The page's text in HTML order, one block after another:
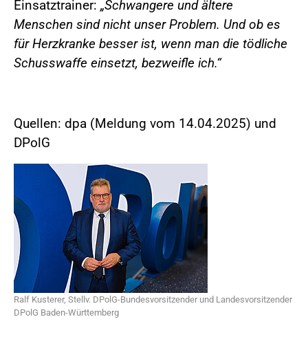
Einsatztrainer: „Schwangere und ältere
Menschen sind nicht unser Problem. Und ob es
für Herzkranke besser ist, wenn man die tödliche
Schusswaffe einsetzt, bezweifle ich.“
Quellen: dpa (Meldung vom 14.04.2025) und
DPolG
Ralf Kusterer, Stellv. DPolG-Bundesvorsitzender und Landesvorsitzender
DPolG Baden-Württemberg